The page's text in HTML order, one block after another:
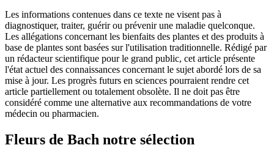
Les informations contenues dans ce texte ne visent pas à
diagnostiquer, traiter, guérir ou prévenir une maladie quelconque.
Les allégations concernant les bienfaits des plantes et des produits à
base de plantes sont basées sur l'utilisation traditionnelle. Rédigé par
un rédacteur scientifique pour le grand public, cet article présente
l'état actuel des connaissances concernant le sujet abordé lors de sa
mise à jour. Les progrès futurs en sciences pourraient rendre cet
article partiellement ou totalement obsolète. Il ne doit pas être
considéré comme une alternative aux recommandations de votre
médecin ou pharmacien.
Fleurs de Bach notre sélection